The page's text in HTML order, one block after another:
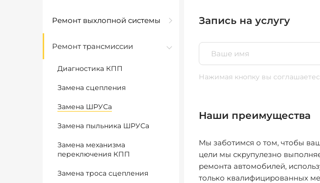
Ремонт выхлопной системы
Ремонт трансмиссии
Диагностика КПП
Замена сцепления
Замена ШРУСа
Замена пыльника ШРУСа
Замена механизма
переключения КПП
Замена троса сцепления
Запись на услугу
Нажимая кнопку вы
Наши преимущества
Мы заботимся о том, чтобы
цели мы скрупулезно
ремонта автомобилей,
только квалифицированных